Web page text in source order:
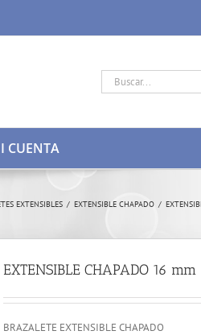
Buscar:
CUENTA
EXTENSIBLES / EXTENSIBLE CHAPADO /
EXTENSIBLE CHAPADO 16 mm
BRAZALETE EXTENSIBLE CHAPADO